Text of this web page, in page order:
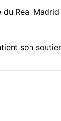
du Real
son